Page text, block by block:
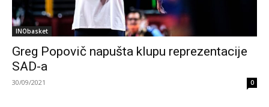
INObasket
Greg Popovič napušta klupu reprezentacije
SAD-a
30/09/2021 0